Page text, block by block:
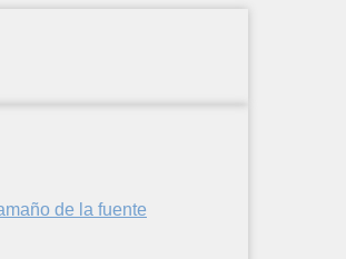
de la fuente